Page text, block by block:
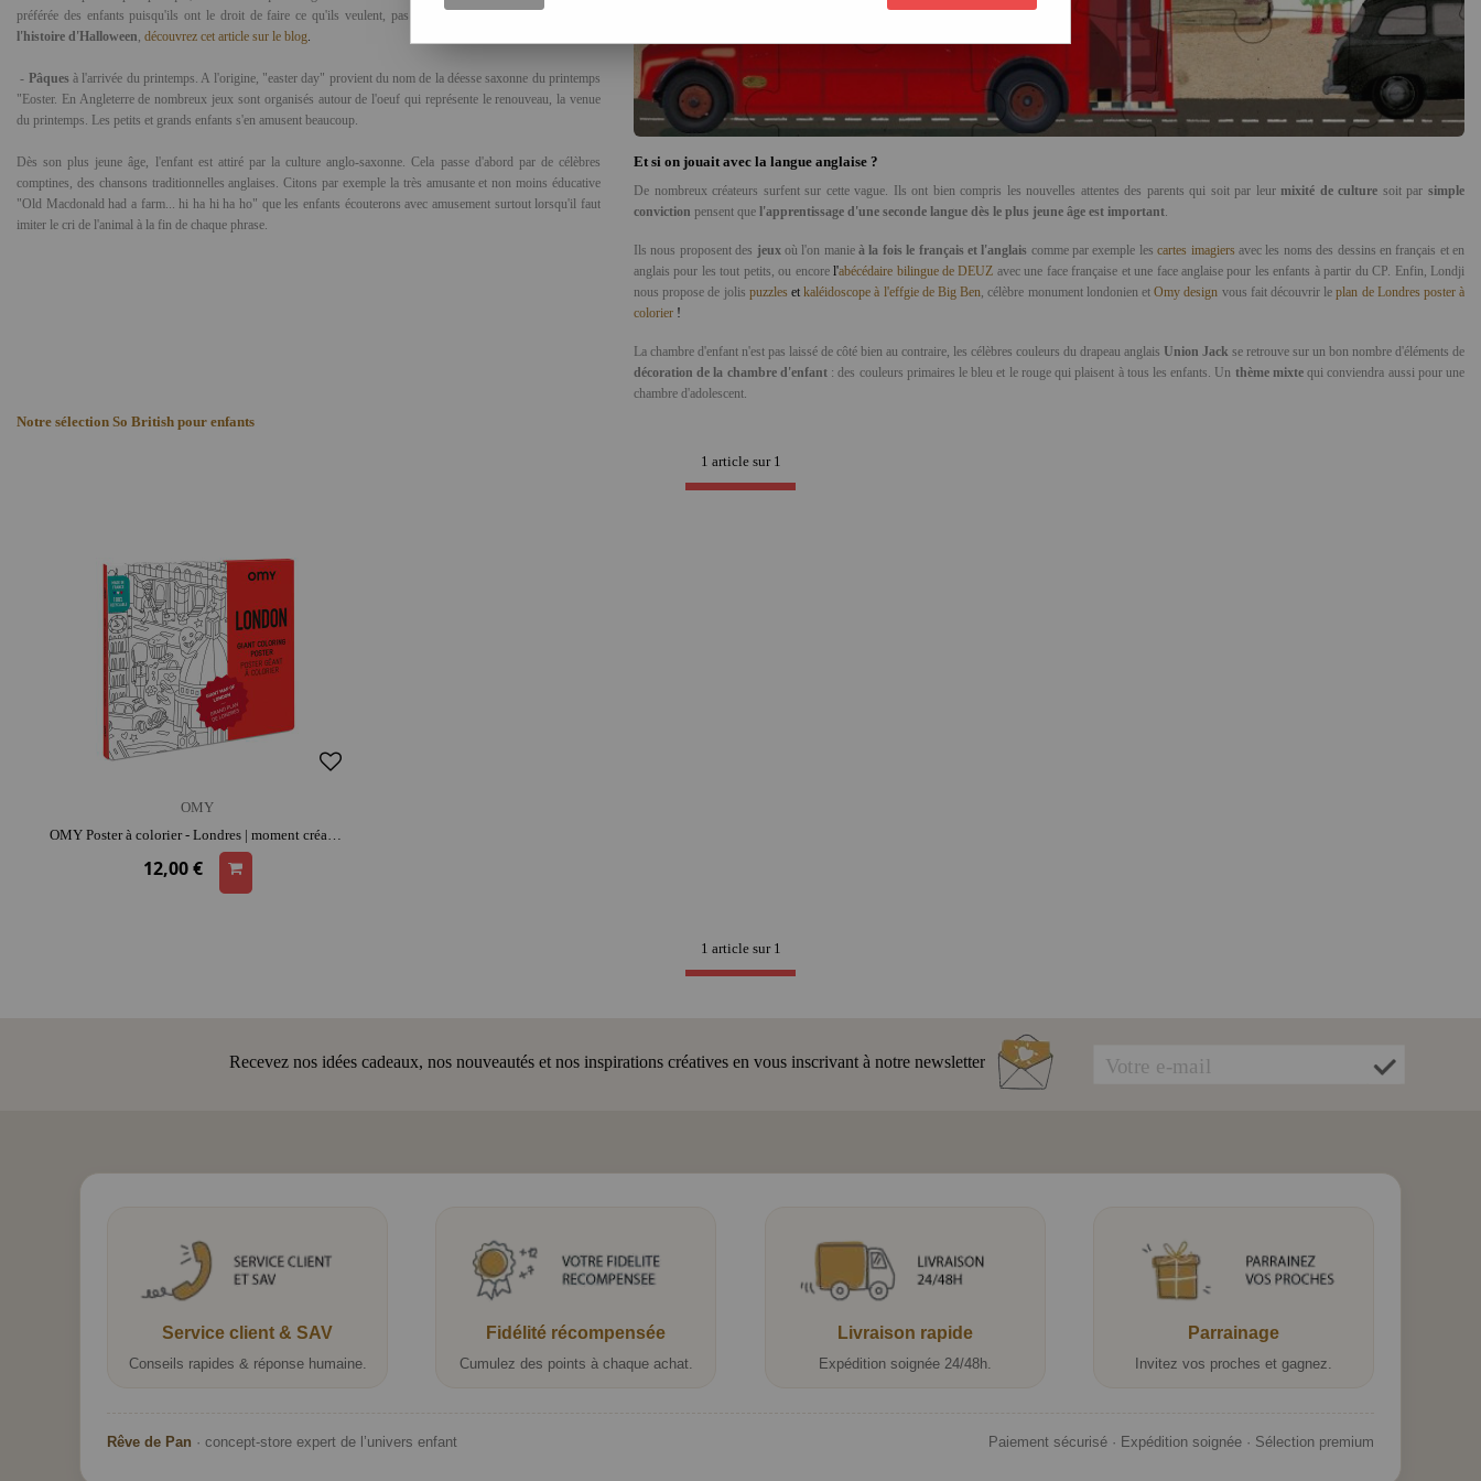
préférée des enfants puisqu'ils ont le droit de faire ce qu'ils veulent, pas de règle ! Pour en savoir plus sur
l'histoire d'Halloween découvrez cet article sur le blog
- Pâques à l'arrivée du printemps. A l'origine, "easter day" provient du nom de la déesse saxonne du printemps
"Eoster. En Angleterre de nombreux jeux sont organisés autour de l'oeuf qui représente le renouveau, la venue
du printemps. Les petits et grands enfants s'en amusent beaucoup.
Dès son plus jeune âge, l'enfant est attiré par la culture anglo-saxonne. Cela passe d'abord par de célèbres
comptines, des chansons traditionnelles anglaises. Citons par exemple la très amusante et non moins éducative
"Old Macdonald had a farm... hi ha hi ha ho" que les enfants écouterons avec amusement surtout lorsqu'il faut
imiter le cri de l'animal à la fin de chaque phrase.
Et si on jouait avec la langue anglaise ?
De nombreux créateurs surfent sur cette vague. Ils ont bien compris les nouvelles attentes des parents qui soit par leurmixité de culture soit parsimple
conviction pensent que l'apprentissage d'une seconde langue dès le plus jeune âge est important.
Ils nous proposent des jeuxoù l'on manieà la fois le français et l'anglais comme par exemple les cartes imagiers avec les noms des dessins en français et en
anglais pour les tout petits, ou encorel'abécédaire bilingue de DEUZ avec une face française et une face anglaise pour les enfants à partir du CP. Enfin, Londji
nous propose de jolis puzzles etkaléidoscope à l'effgie de Big Ben, célèbre monument londonien et Omy design vous fait découvrir le plan de Londres poster à
colorier !
La chambre d'enfant n'est pas laissé de côté bien au contraire, les célèbres couleurs du drapeau anglais Union Jack se retrouve sur un bon nombre d'éléments de
décoration de la chambre d'enfant: des couleurs primaires le bleu et le rouge qui plaisent à tous les enfants. Un thème mixtequi conviendra aussi pour une
chambre d'adolescent.
Notre sélection So British pour enfants
1 article sur 1
OMY
12,00 €
1 article sur 1
Recevez nos idées cadeaux, nos nouveautés et nos inspirations créatives en vous inscrivant à notre newsletter
Service client & SAV
Conseils rapides & réponse humaine.
Fidélité récompensée
Cumulez des points à chaque achat.
Livraison rapide
Expédition soignée 24/48h.
Parrainage
Invitez vos proches et gagnez.
Rêve de Pan · concept-store expert de l’univers enfant Paiement sécurisé · Expédition soignée · Sélection premium